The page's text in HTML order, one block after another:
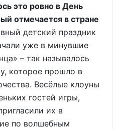
это ровно в День
отмечается в стране
детский праздник
уже в минувшие
– так называлось
которое прошло в
Весёлые клоуны
гостей игры,
их в
по волшебным